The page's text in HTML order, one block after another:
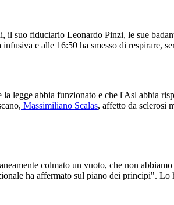
il suo fiduciario Leonardo Pinzi, le sue
e alle 16:50 ha smesso di respirare,
legge abbia funzionato e che l'Asl abbia
Massimiliano Scalas, affetto da sclerosi
colmato un vuoto, che non
ha affermato sul piano dei principi". Lo